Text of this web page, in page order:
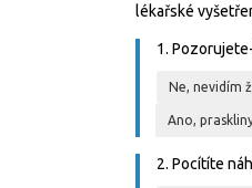
lékařské
1.
Ne, nevidím
Ano,
2. Pocítíte